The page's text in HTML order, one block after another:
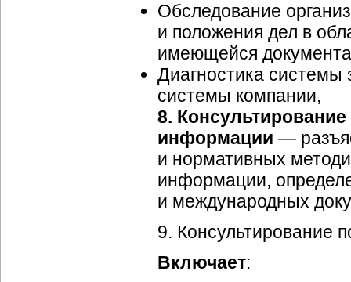
Обследование
и положения дел в
имеющейся
Диагностика
системы компании,
8.
информации —
и нормативных
информации,
и международных
9. Консультирование
Включает: